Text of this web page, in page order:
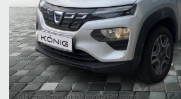
Bild zeigt Beispielabbildung des Fahrzeugs